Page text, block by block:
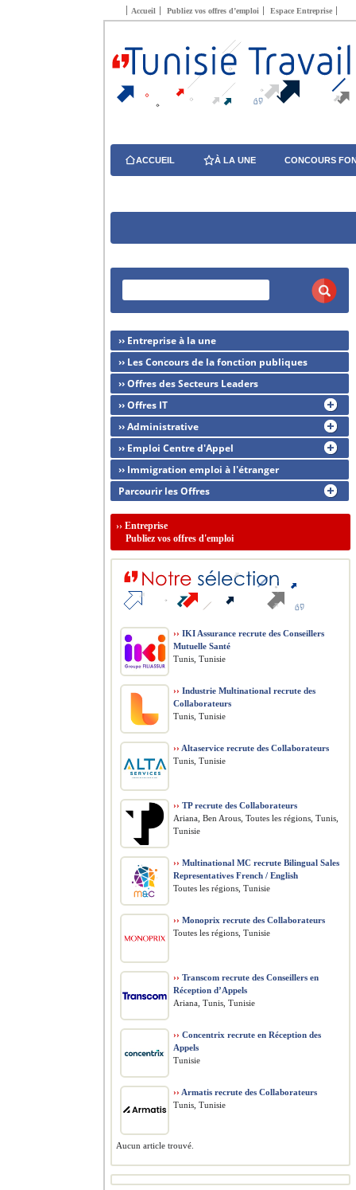
Accueil Publiez vos offres d’emploi Espace Entreprise
ACCUEIL À LA UNE CONCOURS
›› Entreprise à la une
›› Les Concours de la fonction publiques
›› Offres des Secteurs Leaders
›› Offres IT
›› Administrative
›› Emploi Centre d'Appel
›› Immigration emploi à l'étranger
Parcourir les Offres
›› Entreprise
Publiez vos offres d'emploi
›› IKI Assurance recrute des Conseillers
Mutuelle Santé
Tunis, Tunisie
›› Industrie Multinational recrute des
Collaborateurs
Tunis, Tunisie
›› Altaservice recrute des Collaborateurs
Tunis, Tunisie
›› TP recrute des Collaborateurs
Ariana, Ben Arous, Toutes les régions, Tunis,
Tunisie
›› Multinational MC recrute Bilingual Sales
Representatives French / English
Toutes les régions, Tunisie
›› Monoprix recrute des Collaborateurs
Toutes les régions, Tunisie
›› Transcom recrute des Conseillers en
Réception d’Appels
Ariana, Tunis, Tunisie
›› Concentrix recrute en Réception des
Appels
Tunisie
›› Armatis recrute des Collaborateurs
Tunis, Tunisie
Aucun article trouvé.